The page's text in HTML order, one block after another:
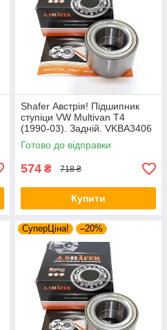
Shafer Австрія! Підшипник
ступіци VW Multivan T4
(1990-03). Задній. VKBA3406
, R140.97 , 713610340
Готово до відправки
574 ₴ 718 ₴
Купити
СуперЦіна! –20%